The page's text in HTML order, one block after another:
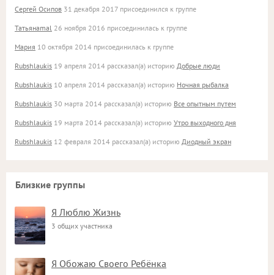
Сергей Осипов 31 декабря 2017 присоединился к группе
Татьянаmal 26 ноября 2016 присоединилась к группе
Мария 10 октября 2014 присоединилась к группе
Rubshlaukis 19 апреля 2014 рассказал(а) историю Добрые люди
Rubshlaukis 10 апреля 2014 рассказал(а) историю Ночная рыбалка
Rubshlaukis 30 марта 2014 рассказал(а) историю Все опытным путем
Rubshlaukis 19 марта 2014 рассказал(а) историю Утро выходного дня
Rubshlaukis 12 февраля 2014 рассказал(а) историю Диодный экран
Близкие группы
Я Люблю Жизнь
3 общих участника
Я Обожаю Своего Ребёнка